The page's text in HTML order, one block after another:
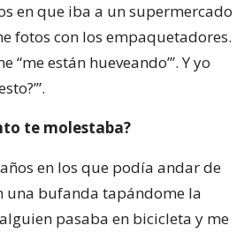
en que iba a un supermercado
fotos con los empaquetadores.
“me están hueveando”’. Y yo
te molestaba?
en los que podía andar de
una bufanda tapándome la
pasaba en bicicleta y me